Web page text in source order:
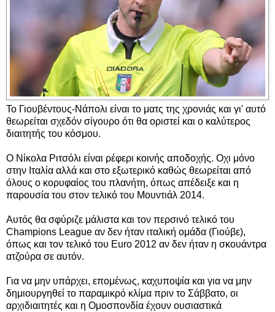
Το Γιουβέντους-Νάπολι είναι το ματς της χρονιάς και γι' αυτό
θεωρείται σχεδόν σίγουρο ότι θα οριστεί και ο καλύτερος
διαιτητής του κόσμου.
Ο Νίκολα Ριτσόλι είναι ρέφερι κοινής αποδοχής. Οχι μόνο
στην Ιταλία αλλά και στο εξωτερικό καθώς θεωρείται από
όλους ο κορυφαίος του πλανήτη, όπως απέδειξε και η
παρουσία του στον τελικό του Μουντιάλ 2014.
Αυτός θα σφύριζε μάλιστα και τον περσινό τελικό του
Champions League αν δεν ήταν ιταλική ομάδα (Γιούβε),
όπως και τον τελικό του Euro 2012 αν δεν ήταν η σκουάντρα
ατζούρα σε αυτόν.
Για να μην υπάρχει, επομένως, καχυποψία και για να μην
δημιουργηθεί το παραμικρό κλίμα πριν το Σάββατο, οι
αρχιδιαιτητές και η Ομοσπονδία έχουν ουσιαστικά